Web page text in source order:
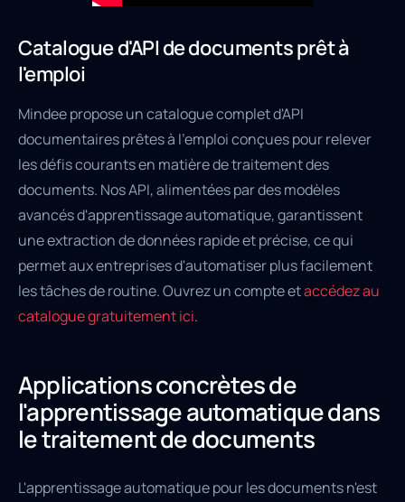
Catalogue d'API de documents prêt à
l'emploi
Mindee propose un catalogue complet d'API
documentaires prêtes à l'emploi conçues pour relever
les défis courants en matière de traitement des
documents. Nos API, alimentées par des modèles
avancés d'apprentissage automatique, garantissent
une extraction de données rapide et précise, ce qui
permet aux entreprises d'automatiser plus facilement
les tâches de routine. Ouvrez un compte etaccédez au
catalogue gratuitement ici.
Applications concrètes de
l'apprentissage automatique dans
le traitement de documents
L'apprentissage automatique pour les documents n'est